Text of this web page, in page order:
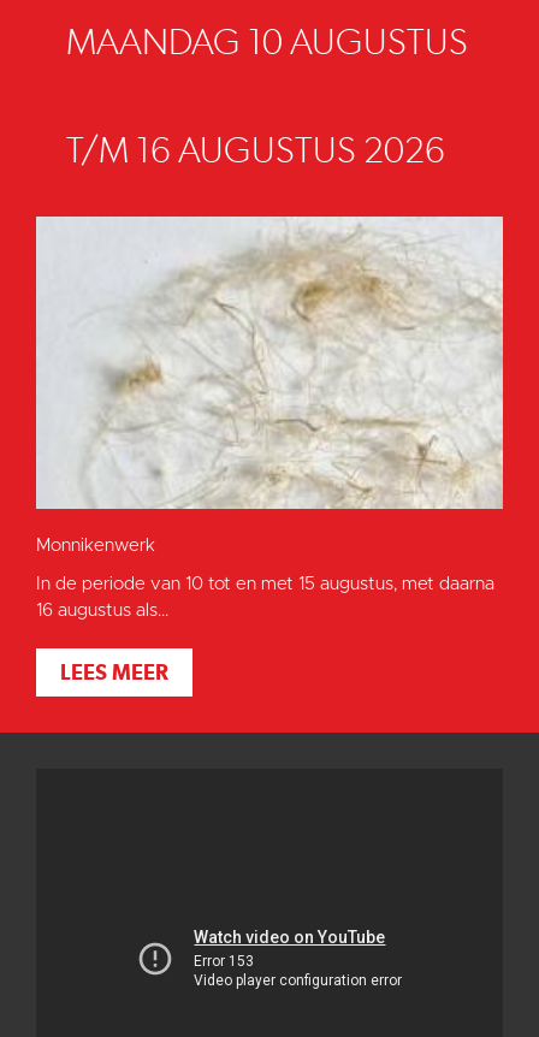
MAANDAG 10 AUGUSTUS
T/M 16 AUGUSTUS 2026
Monnikenwerk
In de periode van 10 tot en met 15 augustus, met daarna
16 augustus als...
LEES MEER